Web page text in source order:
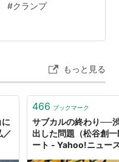
前に決まります。
角を作ってから仮固
で動かないよう固定
L字金物を使う 初心
#クランプ
もっと見る
／
466 ブックマーク
サブカルの終わり──
出した問題（松谷創
ート - Yahoo!ニュー